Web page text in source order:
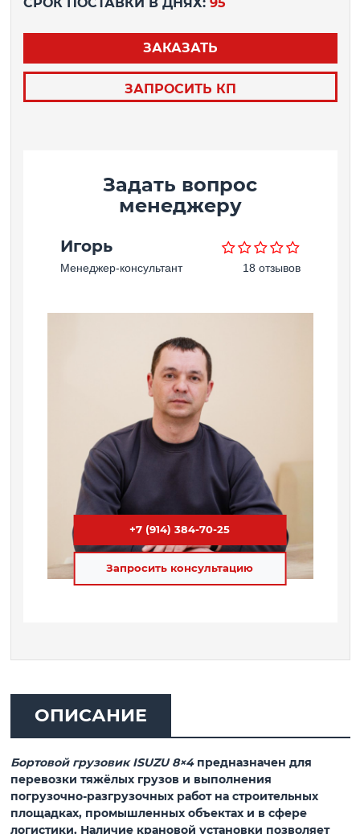
ЗАКАЗАТЬ
ЗАПРОСИТЬ КП
Задать вопрос
менеджеру
Игорь
Менеджер-консультант 18 отзывов
+7 (914) 384-70-25
Запросить консультацию
ОПИСАНИЕ
Бортовой грузовик ISUZU 8×4предназначен для
перевозки тяжёлых грузов и выполнения
погрузочно-разгрузочных работ на строительных
площадках, промышленных объектах и в сфере
логистики. Наличие крановой установки позволяет